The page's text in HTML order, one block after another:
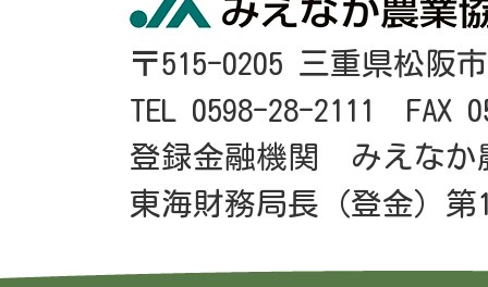
〒515-0205 三重県松阪
TEL 0598-28-2111 FAX
登録金融機関 みえなか
東海財務局長（登金）第